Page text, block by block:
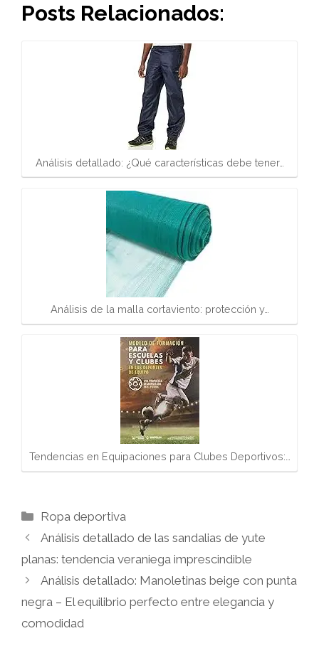
Posts Relacionados:
Análisis detallado: ¿Qué características debe tener…
Análisis de la malla cortaviento: protección y…
Tendencias en Equipaciones para Clubes Deportivos:…
Categorías
Ropa deportiva
Análisis detallado de las sandalias de yute
planas: tendencia veraniega imprescindible
Análisis detallado: Manoletinas beige con punta
negra – El equilibrio perfecto entre elegancia y
comodidad